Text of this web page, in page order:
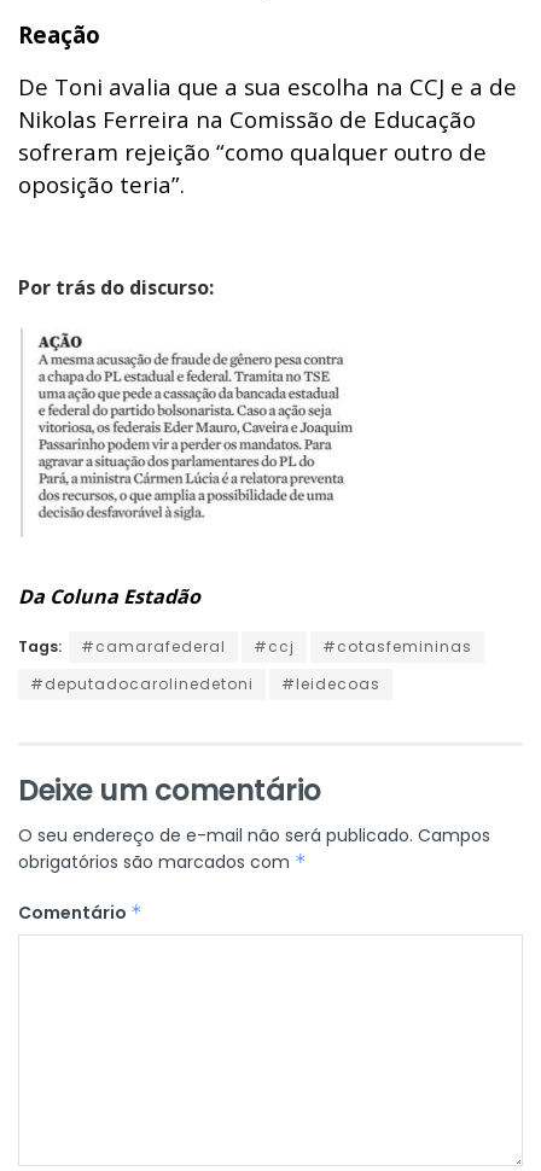
Reação
De Toni avalia que a sua escolha na CCJ e a de
Nikolas Ferreira na Comissão de Educação
sofreram rejeição “como qualquer outro de
oposição teria”.
Por trás do discurso:
Da Coluna Estadão
Tags: #camarafederal #ccj
#cotasfemininas
#deputadocarolinedetoni
#leidecoas
Deixe um comentário
O seu endereço de e-mail não será publicado. Campos
obrigatórios são marcados com *
Comentário *